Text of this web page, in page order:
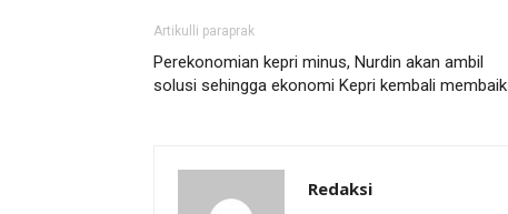
Artikulli paraprak
Perekonomian kepri minus, Nurdin akan ambil
solusi sehingga ekonomi Kepri kembali membaik
Redaksi